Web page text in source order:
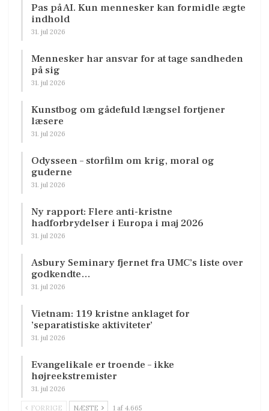
Pas på AI. Kun mennesker kan formidle ægte
indhold
31. jul 2026
Mennesker har ansvar for at tage sandheden
på sig
31. jul 2026
Kunstbog om gådefuld længsel fortjener
læsere
31. jul 2026
Odysseen – storfilm om krig, moral og
guderne
31. jul 2026
Ny rapport: Flere anti-kristne
hadforbrydelser i Europa i maj 2026
31. jul 2026
Asbury Seminary fjernet fra UMC’s liste over
godkendte…
31. jul 2026
Vietnam: 119 kristne anklaget for
’separatistiske aktiviteter’
31. jul 2026
Evangelikale er troende – ikke
højreekstremister
31. jul 2026
FORRIGE NÆSTE 1 af 4.665